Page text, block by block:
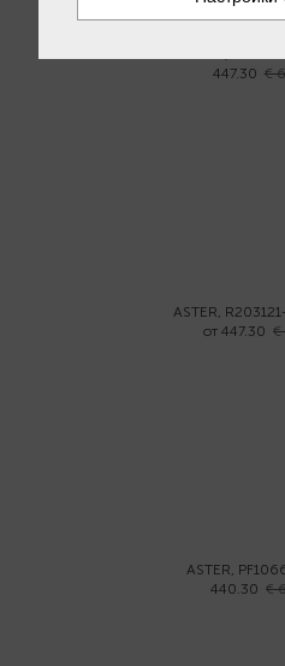
447.30 €
ASTER,
от 447.30 €
ASTER,
440.30 €